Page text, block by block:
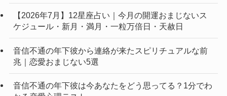
【2026年7月】12星座占い｜今月の開運おまじないス
ケジュール・新月・満月・一粒万倍日・天赦日
音信不通の年下彼から連絡が来たスピリチュアルな前
兆｜恋愛おまじない5選
音信不通の年下彼は今あなたをどう思ってる？1分でわ